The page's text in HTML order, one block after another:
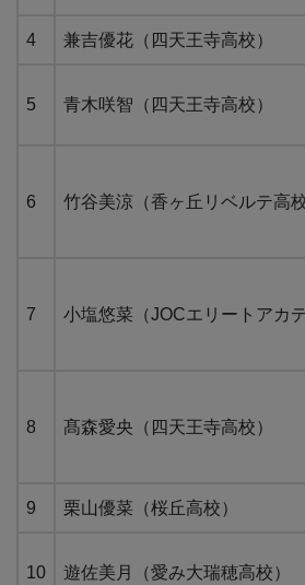
4 兼吉優花（四天王寺高校）
5 青木咲智（四天王寺高校）
6 竹谷美涼（香ヶ丘リベルテ高校
7 小塩悠菜（JOCエリートアカ
8 髙森愛央（四天王寺高校）
9 栗山優菜（桜丘高校）
10 遊佐美月（愛み大瑞穂高校）